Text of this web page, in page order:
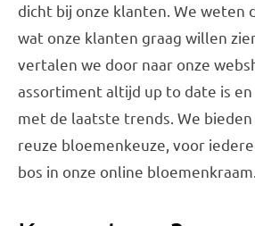
dicht bij onze klanten. We weten
wat onze klanten graag willen
vertalen we door naar onze
assortiment altijd up to date is
met de laatste trends. We bieden
reuze bloemenkeuze, voor
bos in onze online bloemenkraam.